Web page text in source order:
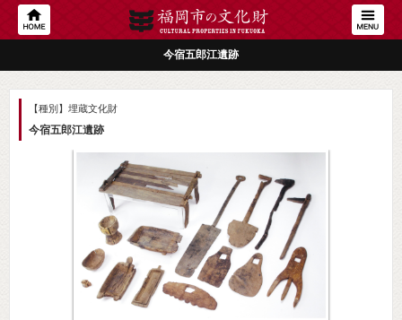
今宿五郎江遺跡
【種別】埋蔵文化財
今宿五郎江遺跡